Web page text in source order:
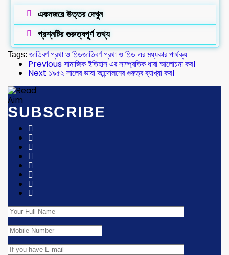
একনজরে উত্তর দেখুন
প্রশ্নটির গুরুত্বপূর্ণ তথ্য
Tags: জাতিবর্ণ প্রথা ও গিল্ডজাতিবর্ণ প্রথা ও গিল্ড এর মধ্যকার পার্থক্য
Previousসামাজিক ইতিহাস এর সাম্প্রতিক ধারা আলোচনা কর।
Next ১৯৫২ সালের ভাষা আন্দোলনের গুরুত্ব ব্যাখ্যা কর।
SUBSCRIBE